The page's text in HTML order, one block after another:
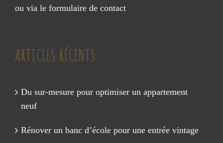
ou via le formulaire de contact
ARTICLES RÉCENTS
Du sur-mesure pour optimiser un appartement
neuf
Rénover un banc d’école pour une entrée vintage